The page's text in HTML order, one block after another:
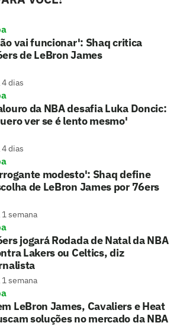
vai funcionar': Shaq critica
de LeBron James
4 dias
da NBA desafia Luka Doncic:
ver se é lento mesmo'
4 dias
modesto': Shaq define
de LeBron James por 76ers
1 semana
jogará Rodada de Natal da NBA
Lakers ou Celtics, diz
1 semana
LeBron James, Cavaliers e Heat
soluções no mercado da NBA